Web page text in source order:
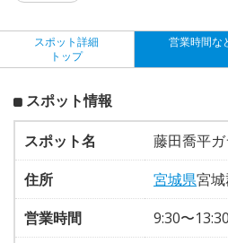
スポット詳細
トップ
営業時間な
スポット情報
スポット名
藤田喬平
住所
宮城県宮
営業時間
9:30〜